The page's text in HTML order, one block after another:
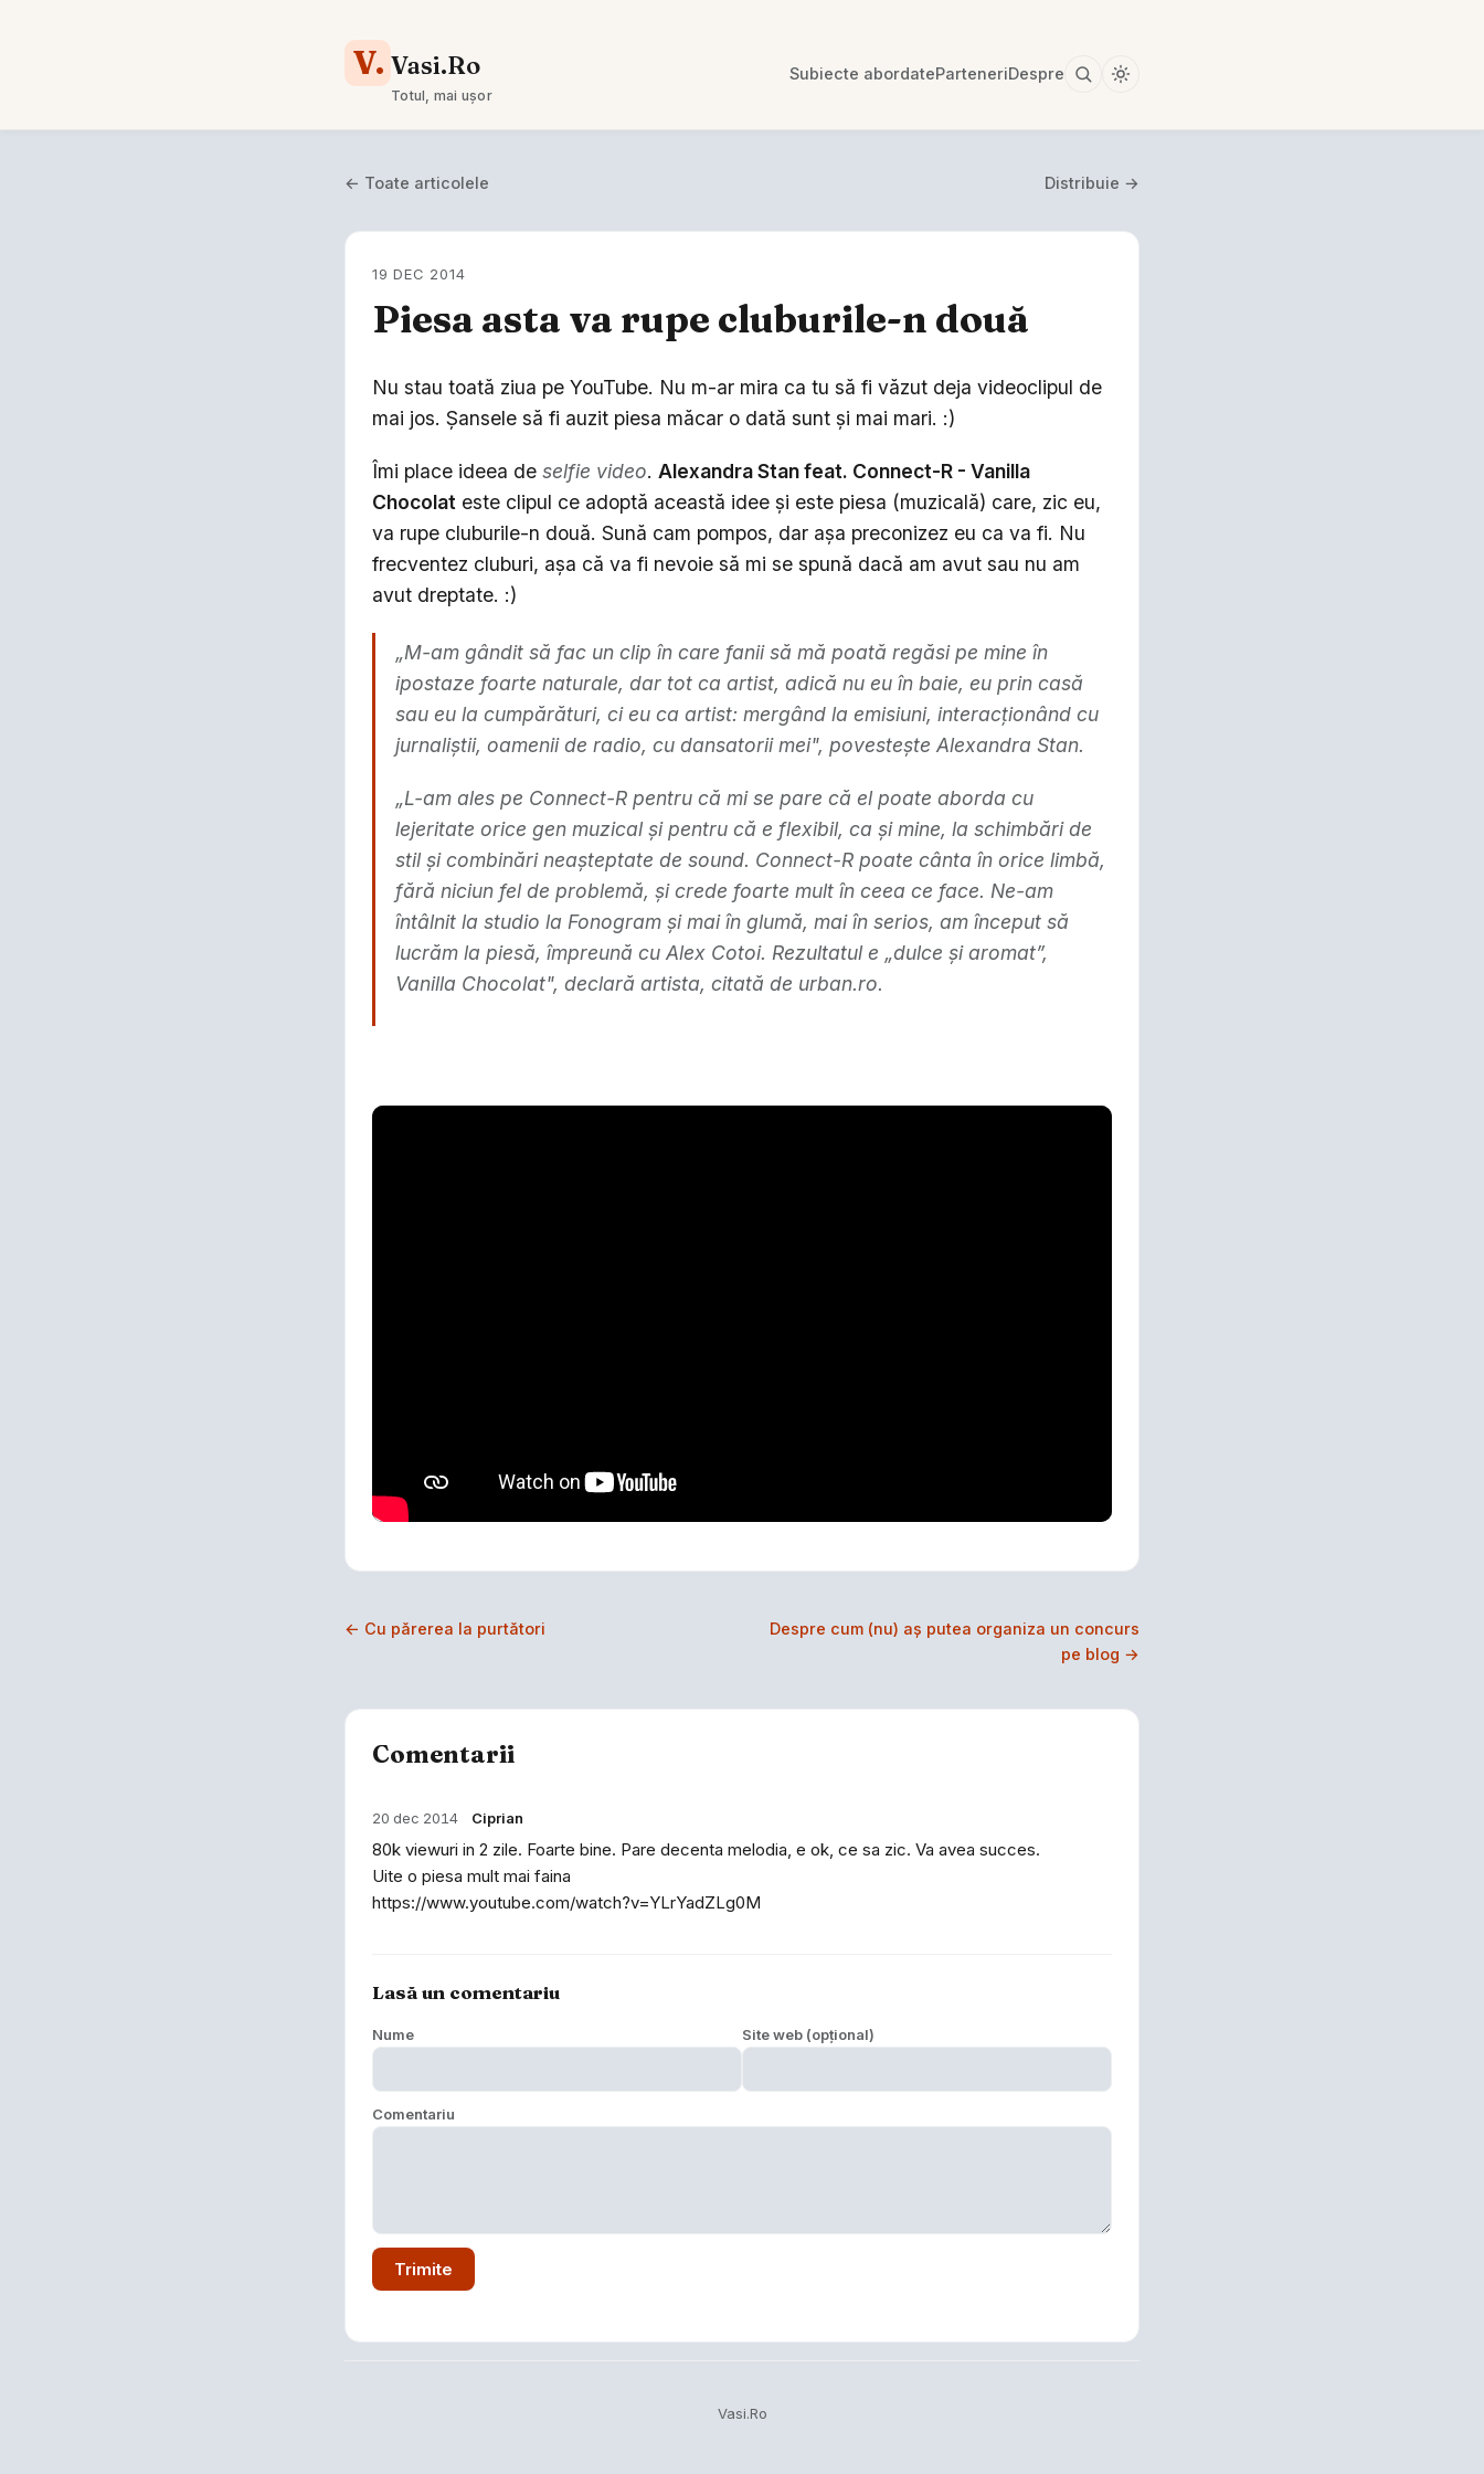
V. Vasi.Ro
Totul, mai ușor
Subiecte abordateParteneriDespre
← Toate articolele Distribuie →
19 DEC 2014
Piesa asta va rupe cluburile-n două
Nu stau toată ziua pe YouTube. Nu m-ar mira ca tu să fi văzut deja videoclipul de
mai jos. Şansele să fi auzit piesa măcar o dată sunt şi mai mari. :)
Îmi place ideea de selfie video. Alexandra Stan feat. Connect-R - Vanilla
Chocolat este clipul ce adoptă această idee şi este piesa (muzicală) care, zic eu,
va rupe cluburile-n două. Sună cam pompos, dar aşa preconizez eu ca va fi. Nu
frecventez cluburi, aşa că va fi nevoie să mi se spună dacă am avut sau nu am
avut dreptate. :)
„M-am gândit să fac un clip în care fanii să mă poată regăsi pe mine în
ipostaze foarte naturale, dar tot ca artist, adică nu eu în baie, eu prin casă
sau eu la cumpărături, ci eu ca artist: mergând la emisiuni, interacţionând cu
jurnaliştii, oamenii de radio, cu dansatorii mei", povesteşte Alexandra Stan.
„L-am ales pe Connect-R pentru că mi se pare că el poate aborda cu
lejeritate orice gen muzical şi pentru că e flexibil, ca şi mine, la schimbări de
stil şi combinări neaşteptate de sound. Connect-R poate cânta în orice limbă,
fără niciun fel de problemă, şi crede foarte mult în ceea ce face. Ne-am
întâlnit la studio la Fonogram şi mai în glumă, mai în serios, am început să
lucrăm la piesă, împreună cu Alex Cotoi. Rezultatul e „dulce şi aromat”,
Vanilla Chocolat", declară artista, citată de urban.ro.
← Cu părerea la purtători
Despre cum (nu) aş putea organiza un concurs
pe blog →
Comentarii
20 dec 2014 Ciprian
80k viewuri in 2 zile. Foarte bine. Pare decenta melodia, e ok, ce sa zic. Va avea succes.
Uite o piesa mult mai faina
https://www.youtube.com/watch?v=YLrYadZLg0M
Lasă un comentariu
Nume Site web (opțional)
Comentariu
Trimite
Vasi.Ro